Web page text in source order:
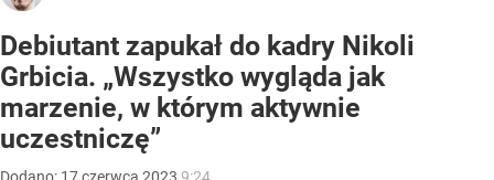
Debiutant zapukał do kadry Nikoli
Grbicia. „Wszystko wygląda jak
marzenie, w którym aktywnie
uczestniczę”